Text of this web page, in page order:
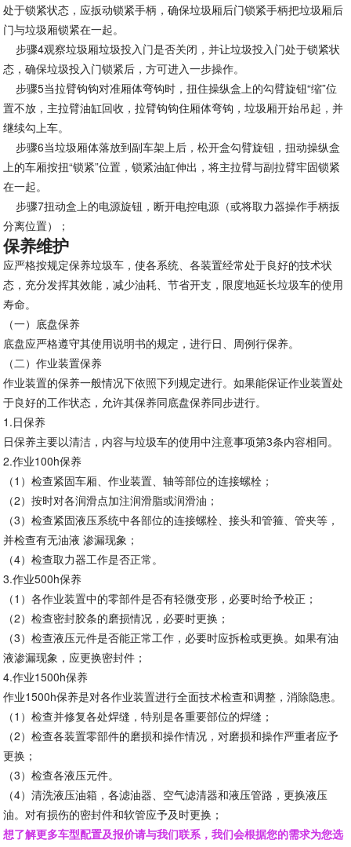
处于锁紧状态，应扳动锁紧手柄，确保垃圾厢后门锁紧手柄把垃圾厢后
门与垃圾厢锁紧在一起。
步骤4观察垃圾厢垃圾投入门是否关闭，并让垃圾投入门处于锁紧状
态，确保垃圾投入门锁紧后，方可进入一步操作。
步骤5当拉臂钩钩对准厢体弯钩时，扭住操纵盒上的勾臂旋钮“缩”位
置不放，主拉臂油缸回收，拉臂钩钩住厢体弯钩，垃圾厢开始吊起，并
继续勾上车。
步骤6当垃圾厢体落放到副车架上后，松开盒勾臂旋钮，扭动操纵盒
上的车厢按扭“锁紧”位置，锁紧油缸伸出，将主拉臂与副拉臂牢固锁紧
在一起。
步骤7扭动盒上的电源旋钮，断开电控电源（或将取力器操作手柄扳
分离位置）；
保养维护
应严格按规定保养垃圾车，使各系统、各装置经常处于良好的技术状
态，充分发挥其效能，减少油耗、节省开支，限度地延长垃圾车的使用
寿命。
（一）底盘保养
底盘应严格遵守其使用说明书的规定，进行日、周例行保养。
（二）作业装置保养
作业装置的保养一般情况下依照下列规定进行。如果能保证作业装置处
于良好的工作状态，允许其保养同底盘保养同步进行。
1.日保养
日保养主要以清洁，内容与垃圾车的使用中注意事项第3条内容相同。
2.作业100h保养
（1）检查紧固车厢、作业装置、轴等部位的连接螺栓；
（2）按时对各润滑点加注润滑脂或润滑油；
（3）检查紧固液压系统中各部位的连接螺栓、接头和管箍、管夹等，
并检查有无油液 渗漏现象；
（4）检查取力器工作是否正常。
3.作业500h保养
（1）各作业装置中的零部件是否有轻微变形，必要时给予校正；
（2）检查密封胶条的磨损情况，必要时更换；
（3）检查液压元件是否能正常工作，必要时应拆检或更换。如果有油
液渗漏现象，应更换密封件；
4.作业1500h保养
作业1500h保养是对各作业装置进行全面技术检查和调整，消除隐患。
（1）检查并修复各处焊缝，特别是各重要部位的焊缝；
（2）检查各装置零部件的磨损和操作情况，对磨损和操作严重者应予
更换；
（3）检查各液压元件。
（4）清洗液压油箱，各滤油器、空气滤清器和液压管路，更换液压
油。对有损伤的密封件和软管应予及时更换；
想了解更多车型配置及报价请与我们联系，我们会根据您的需求为您选